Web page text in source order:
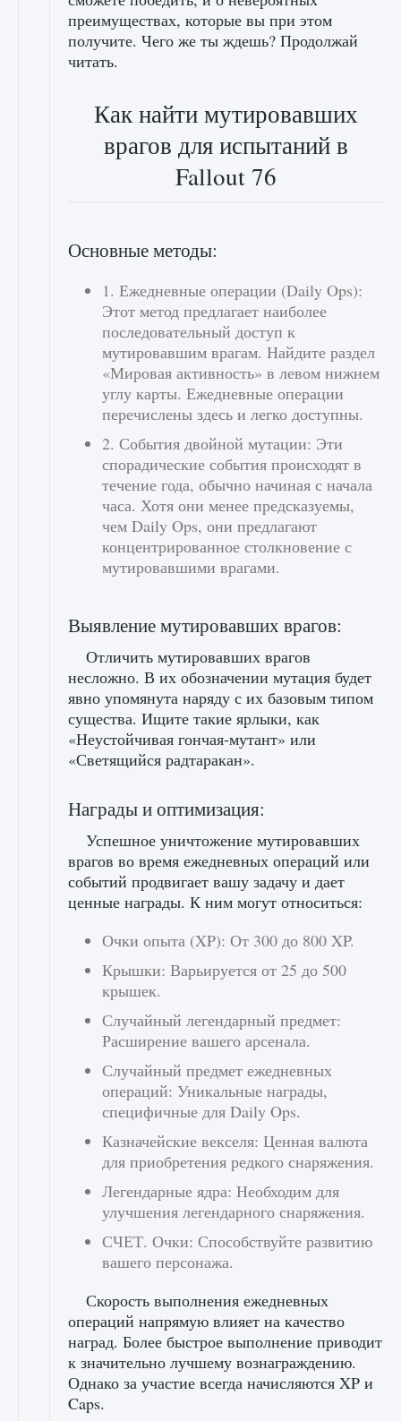
преимуществах, которые вы при этом
получите. Чего же ты ждешь? Продолжай
читать.
Как найти мутировавших
врагов для испытаний в
Fallout 76
Основные методы:
1. Ежедневные операции (Daily Ops):
Этот метод предлагает наиболее
последовательный доступ к
мутировавшим врагам. Найдите раздел
«Мировая активность» в левом нижнем
углу карты. Ежедневные операции
перечислены здесь и легко доступны.
2. События двойной мутации: Эти
спорадические события происходят в
течение года, обычно начиная с начала
часа. Хотя они менее предсказуемы,
чем Daily Ops, они предлагают
концентрированное столкновение с
мутировавшими врагами.
Выявление мутировавших врагов:
Отличить мутировавших врагов
несложно. В их обозначении мутация будет
явно упомянута наряду с их базовым типом
существа. Ищите такие ярлыки, как
«Неустойчивая гончая-мутант» или
«Светящийся радтаракан».
Награды и оптимизация:
Успешное уничтожение мутировавших
врагов во время ежедневных операций или
событий продвигает вашу задачу и дает
ценные награды. К ним могут относиться:
Очки опыта (XP): От 300 до 800 XP.
Крышки: Варьируется от 25 до 500
крышек.
Случайный легендарный предмет:
Расширение вашего арсенала.
Случайный предмет ежедневных
операций: Уникальные награды,
специфичные для Daily Ops.
Казначейские векселя: Ценная валюта
для приобретения редкого снаряжения.
Легендарные ядра: Необходим для
улучшения легендарного снаряжения.
СЧЕТ. Очки: Способствуйте развитию
вашего персонажа.
Скорость выполнения ежедневных
операций напрямую влияет на качество
наград. Более быстрое выполнение приводит
к значительно лучшему вознаграждению.
Однако за участие всегда начисляются XP и
Caps.